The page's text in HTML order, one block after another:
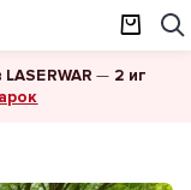
— 2 иг